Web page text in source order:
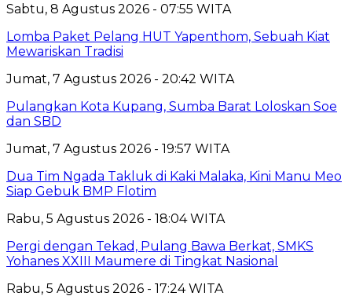
Sabtu, 8 Agustus 2026 - 07:55 WITA
Lomba Paket Pelang HUT Yapenthom, Sebuah Kiat
Mewariskan Tradisi
Jumat, 7 Agustus 2026 - 20:42 WITA
Pulangkan Kota Kupang, Sumba Barat Loloskan Soe
dan SBD
Jumat, 7 Agustus 2026 - 19:57 WITA
Dua Tim Ngada Takluk di Kaki Malaka, Kini Manu Meo
Siap Gebuk BMP Flotim
Rabu, 5 Agustus 2026 - 18:04 WITA
Pergi dengan Tekad, Pulang Bawa Berkat, SMKS
Yohanes XXIII Maumere di Tingkat Nasional
Rabu, 5 Agustus 2026 - 17:24 WITA